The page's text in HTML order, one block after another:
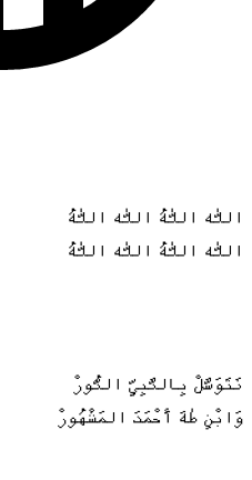
اللّٰه اللّٰهُ اللّٰه اللّٰهُ
اللّٰه اللّٰهُ اللّٰه اللّٰهُ
نَتَوَسَّلْ بِالنَّبِيِّ النُّورْ
وَابْنِ طٰهَ أَحْمَدَ المَشْهُورْ